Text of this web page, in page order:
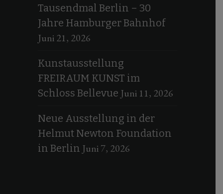
Tausendmal Berlin – 30
Jahre Hamburger Bahnhof
Juni 21, 2026
Kunstausstellung
FREIRAUM KUNST im
Schloss Bellevue Juni 11, 2026
Neue Ausstellung in der
Helmut Newton Foundation
in Berlin Juni 7, 2026